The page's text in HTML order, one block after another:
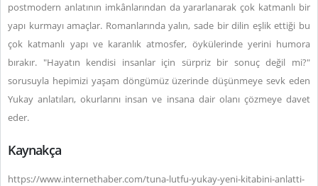
postmodern anlatının imkânlarından da yararlanarak çok katmanlı bir
yapı kurmayı amaçlar. Romanlarında yalın, sade bir dilin eşlik ettiği bu
çok katmanlı yapı ve karanlık atmosfer, öykülerinde yerini humora
bırakır. "Hayatın kendisi insanlar için sürpriz bir sonuç değil mi?"
sorusuyla hepimizi yaşam döngümüz üzerinde düşünmeye sevk eden
Yukay anlatıları, okurlarını insan ve insana dair olanı çözmeye davet
eder.
Kaynakça
https://www.internethaber.com/tuna-lutfu-yukay-yeni-kitabini-anlatti-